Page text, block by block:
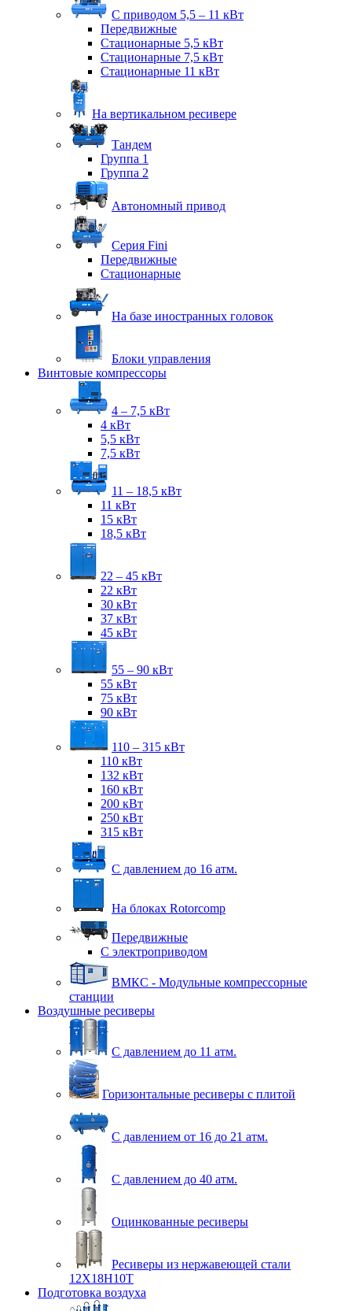
С приводом 5,5 – 11 кВт
Передвижные
Стационарные 5,5 кВт
Стационарные 7,5 кВт
Стационарные 11 кВт
На вертикальном ресивере
Тандем
Группа 1
Группа 2
Автономный привод
Серия Fini
Передвижные
Стационарные
На базе иностранных головок
Блоки управления
Винтовые компрессоры
4 – 7,5 кВт
4 кВт
5,5 кВт
7,5 кВт
11 – 18,5 кВт
11 кВт
15 кВт
18,5 кВт
22 – 45 кВт
22 кВт
30 кВт
37 кВт
45 кВт
55 – 90 кВт
55 кВт
75 кВт
90 кВт
110 – 315 кВт
110 кВт
132 кВт
160 кВт
200 кВт
250 кВт
315 кВт
С давлением до 16 атм.
На блоках Rotorcomp
Передвижные
С электроприводом
ВМКС - Модульные компрессорные
станции
Воздушные ресиверы
С давлением до 11 атм.
Горизонтальные ресиверы с плитой
С давлением от 16 до 21 атм.
С давлением до 40 атм.
Оцинкованные ресиверы
Ресиверы из нержавеющей стали
12Х18Н10Т
Подготовка воздуха